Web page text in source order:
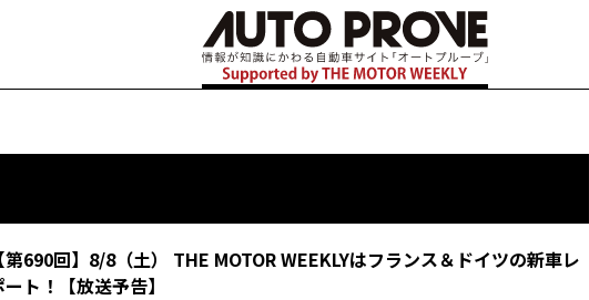
【第690回】8/8（土） THE MOTOR WEEKLYはフランス＆ドイツの新車レ
ト！【放送予告】